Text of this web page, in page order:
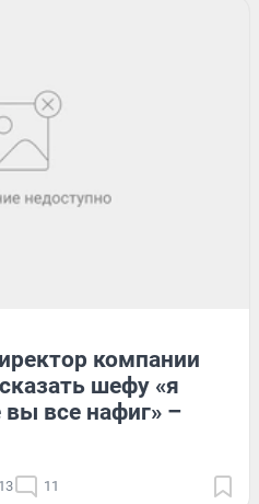
компании
шефу «я
все нафиг» –
11